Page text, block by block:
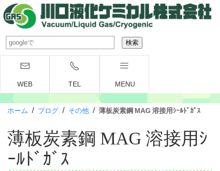
WEB TEL MENU
ホーム / ブログ / その他 / 薄板炭素鋼 MAG 溶接用ｼｰﾙﾄﾞｶﾞｽ
薄板炭素鋼 MAG 溶接用ｼ
ｰﾙﾄﾞｶﾞｽ